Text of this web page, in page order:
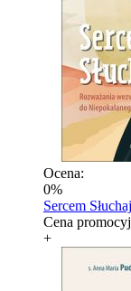
Ocena:
0%
Sercem
Cena
+